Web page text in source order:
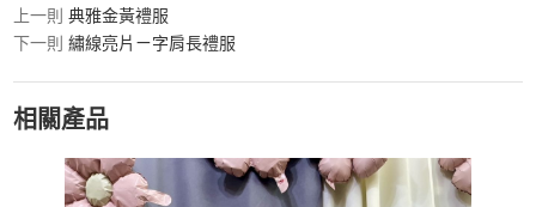
上一則典雅金黃禮服
下一則繡線亮片ㄧ字肩長禮服
相關產品